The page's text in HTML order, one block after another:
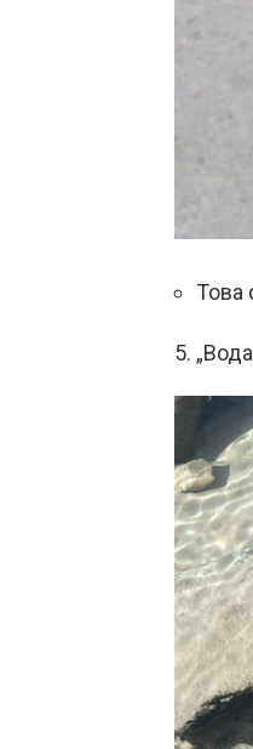
Това
5.